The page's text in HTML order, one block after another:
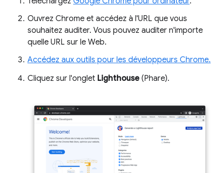
Ouvrez Chrome et accédez à l'URL que vous
souhaitez auditer. Vous pouvez auditer n'importe
quelle URL sur le Web.
Accédez aux outils pour les développeurs Chrome.
Cliquez sur l'onglet Lighthouse (Phare).